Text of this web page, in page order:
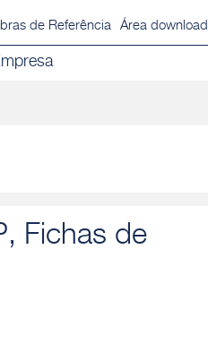
de Referência Área download
Fichas de